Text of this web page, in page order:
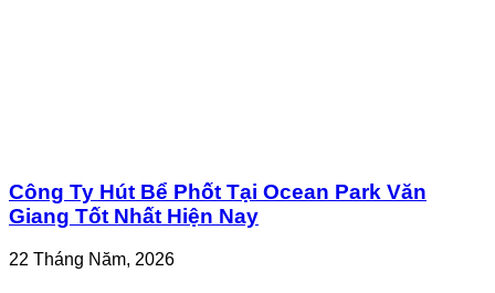
Công Ty Hút Bể Phốt Tại Ocean Park Văn
Giang Tốt Nhất Hiện Nay
22 Tháng Năm, 2026